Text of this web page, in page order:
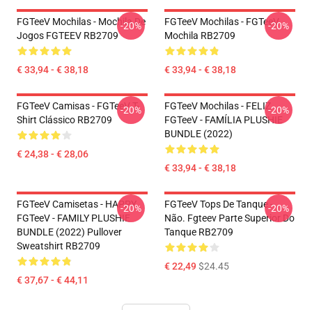
FGTeeV Mochilas - Mochila De
Jogos FGTEEV RB2709
€ 33,94 - € 38,18
-20%
FGTeeV Mochilas - FGTeeV
Mochila RB2709
€ 33,94 - € 38,18
-20%
FGTeeV Camisas - FGTeeV T-
Shirt Clássico RB2709
€ 24,38 - € 28,06
-20%
FGTeeV Mochilas - FELIZ
FGTeeV - FAMÍLIA PLUSHIE
BUNDLE (2022)
€ 33,94 - € 38,18
-20%
FGTeeV Camisetas - HAPPY
FGTeeV - FAMILY PLUSHIE
BUNDLE (2022) Pullover
Sweatshirt RB2709
€ 37,67 - € 44,11
-20%
FGTeeV Tops De Tanque -
Não. Fgteev Parte Superior Do
Tanque RB2709
€ 22,49$24.45
-20%